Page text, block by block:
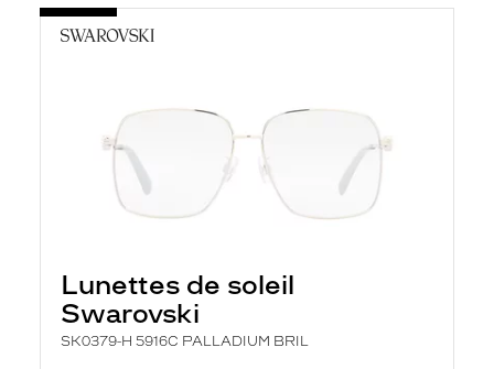
Lunettes de soleil
Swarovski
SK0379-H 5916C PALLADIUM BRIL